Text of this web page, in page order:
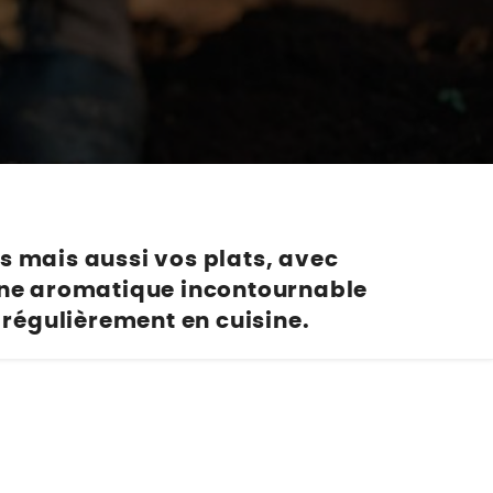
Ventes éphémères de plantes
Nos marques de la nature
mais aussi vos plats, avec
aromatique incontournable
en cuisine.